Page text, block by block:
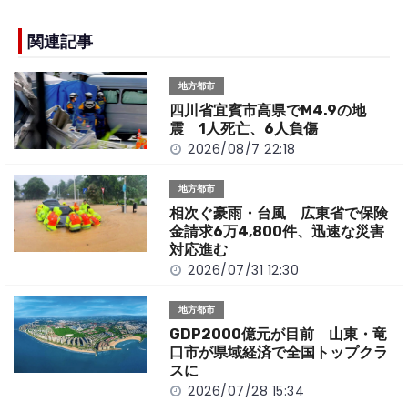
e
b
o
o
k
n
k
関連記事
地方都市
四川省宜賓市高県でM4.9の地
震 1人死亡、6人負傷
2026/08/7 22:18
地方都市
相次ぐ豪雨・台風 広東省で保険
金請求6万4,800件、迅速な災害
対応進む
2026/07/31 12:30
地方都市
GDP2000億元が目前 山東・竜
口市が県域経済で全国トップクラ
スに
2026/07/28 15:34